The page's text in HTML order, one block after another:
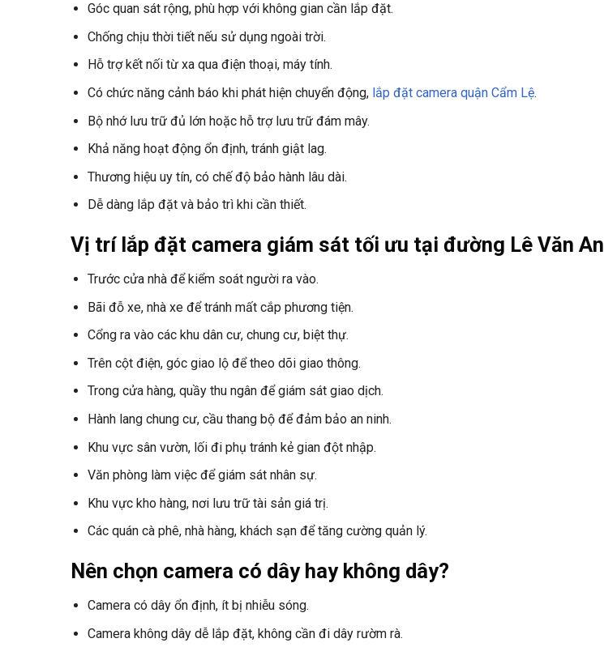
Góc quan sát rộng, phù hợp với không gian cần lắp đặt.
Chống chịu thời tiết nếu sử dụng ngoài trời.
Hỗ trợ kết nối từ xa qua điện thoại, máy tính.
Có chức năng cảnh báo khi phát hiện chuyển động, lắp đặt camera quận Cẩm Lệ.
Bộ nhớ lưu trữ đủ lớn hoặc hỗ trợ lưu trữ đám mây.
Khả năng hoạt động ổn định, tránh giật lag.
Thương hiệu uy tín, có chế độ bảo hành lâu dài.
Dễ dàng lắp đặt và bảo trì khi cần thiết.
Vị trí lắp đặt camera giám sát tối ưu tại đường Lê Văn An
Trước cửa nhà để kiểm soát người ra vào.
Bãi đỗ xe, nhà xe để tránh mất cắp phương tiện.
Cổng ra vào các khu dân cư, chung cư, biệt thự.
Trên cột điện, góc giao lộ để theo dõi giao thông.
Trong cửa hàng, quầy thu ngân để giám sát giao dịch.
Hành lang chung cư, cầu thang bộ để đảm bảo an ninh.
Khu vực sân vườn, lối đi phụ tránh kẻ gian đột nhập.
Văn phòng làm việc để giám sát nhân sự.
Khu vực kho hàng, nơi lưu trữ tài sản giá trị.
Các quán cà phê, nhà hàng, khách sạn để tăng cường quản lý.
Nên chọn camera có dây hay không dây?
Camera có dây ổn định, ít bị nhiễu sóng.
Camera không dây dễ lắp đặt, không cần đi dây rườm rà.